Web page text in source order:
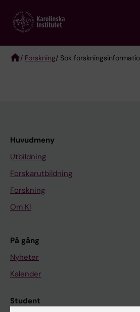
main
/ Forskning/ Sök
Huvudmeny
Utbildning
Forskarutbildning
Forskning
Om KI
På gång
Nyheter
Kalender
Student